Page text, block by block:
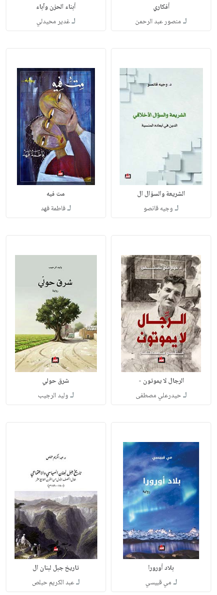
أفكاري
لـ منصور عبد الرحمن
أبناء الحزن وآباء
لـغدير محيدلي
الشريعة والسؤال ال
لـ وجيه قانصو
مت فيه
لـفاطمة فهد
الرجال لا يموتون -
لـحيدرعلي مصطفى
شرق حولي
لـ وليد الرجيب
بلاد أورورا
لـ مي قبيسي
تاريخ جبل لبنان ال
لـعبد الكريم حبلص